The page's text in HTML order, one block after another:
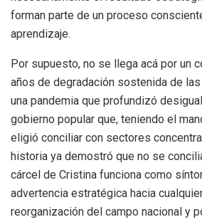
forman parte de un proceso
aprendizaje.
Por supuesto, no se llega acá por un
años de degradación sostenida de
una pandemia que profundizó
gobierno popular que, teniendo el
eligió conciliar con sectores
historia ya demostró que no se
cárcel de Cristina funciona como
advertencia estratégica hacia
reorganización del campo nacional y